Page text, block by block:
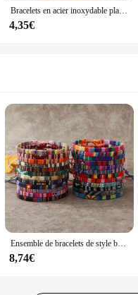
Bracelets en acier inoxydable plaqué or et argent pour hommes, ensemble de bijoux simples, bijoux de rue décontractés, 2 pièces
4,35€
Ensemble de bracelets de style bohème pour hommes et femmes, grill coloré aléatoire, art chia ship Surf, 24 pièces
8,74€